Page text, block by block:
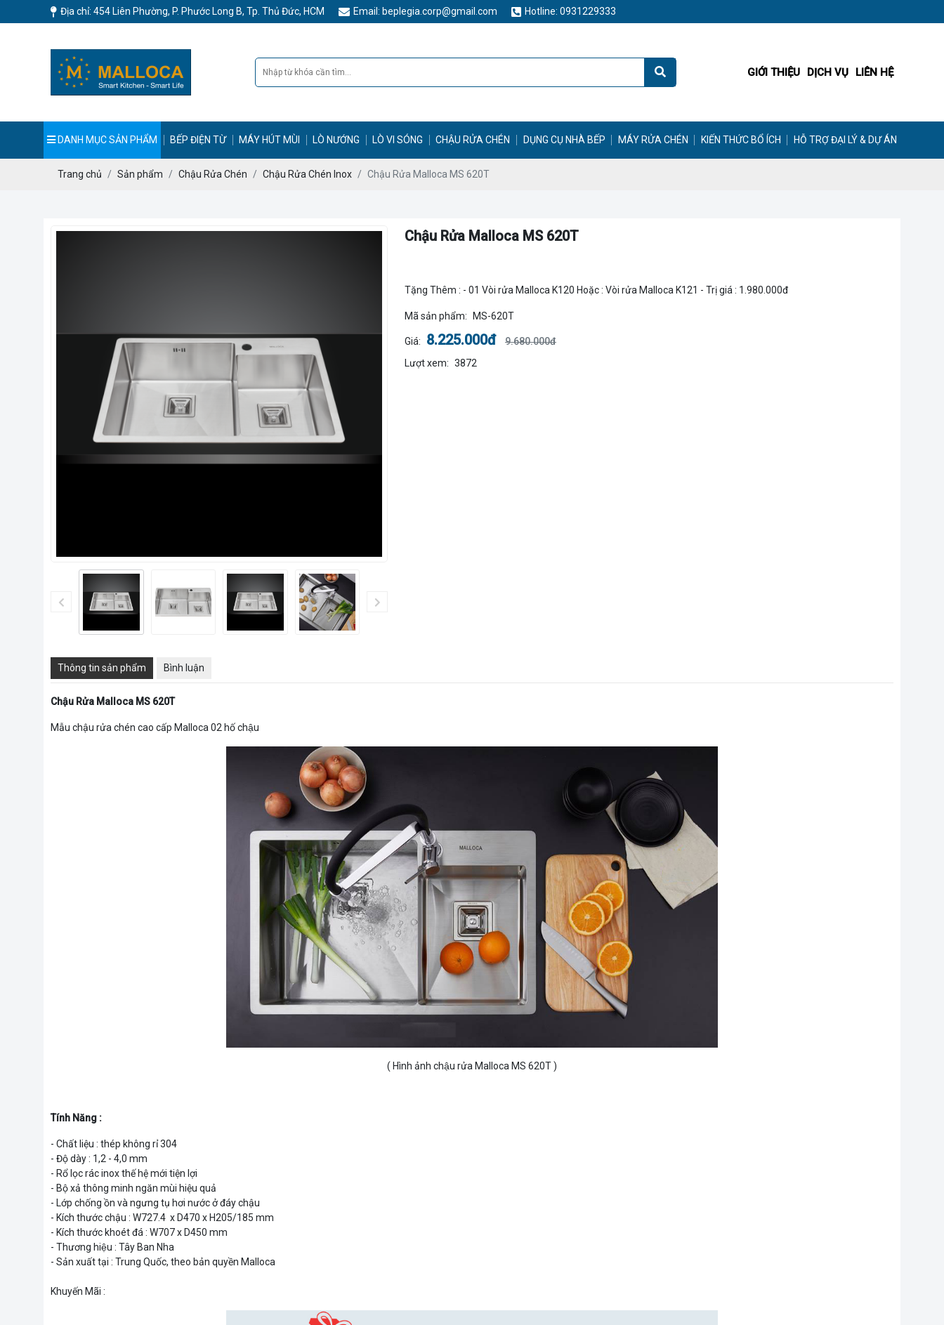
Địa chỉ: 454 Liên Phường, P. Phước Long B, Tp. Thủ Đức, HCM Email: beplegia.corp@gmail.com Hotline: 0931229333
GIỚI THIỆU DỊCH VỤ LIÊN HỆ
DANH MỤC SẢN PHẨM BẾP ĐIỆN TỪ MÁY HÚT MÙI LÒ NƯỚNG LÒ VI SÓNG CHẬU RỬA CHÉN DỤNG CỤ NHÀ BẾP MÁY RỬA CHÉN KIẾN THỨC BỔ ÍCH HỖ TRỢ ĐẠI LÝ & DỰ ÁN
Trang chủ Sản phẩm Chậu Rửa Chén Chậu Rửa Chén Inox Chậu Rửa Malloca MS 620T
Chậu Rửa Malloca MS 620T
Tặng Thêm : - 01 Vòi rửa Malloca K120 Hoặc : Vòi rửa Malloca K121 - Trị giá : 1.980.000đ
Mã sản phẩm: MS-620T
Giá: 8.225.000đ
9.680.000đ
Lượt xem: 3872
Thông tin sản phẩm Bình luận
Chậu Rửa Malloca MS 620T
Mẫu chậu rửa chén cao cấp Malloca 02 hố chậu
( Hình ảnh chậu rửa Malloca MS 620T )
Tính Năng :
- Chất liệu : thép không rỉ 304
- Độ dày : 1,2 - 4,0 mm
- Rổ lọc rác inox thế hệ mới tiện lợi
- Bộ xả thông minh ngăn mùi hiệu quả
- Lớp chống ồn và ngưng tụ hơi nước ở đáy chậu
- Kích thước chậu : W727.4 x D470 x H205/185 mm
- Kích thước khoét đá : W707 x D450 mm
- Thương hiệu : Tây Ban Nha
- Sản xuất tại : Trung Quốc, theo bản quyền Malloca
Khuyến Mãi :